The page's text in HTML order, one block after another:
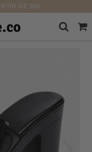
DE 50€